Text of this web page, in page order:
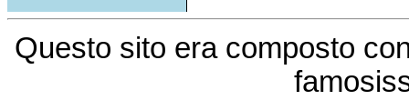
Questo sito era composto